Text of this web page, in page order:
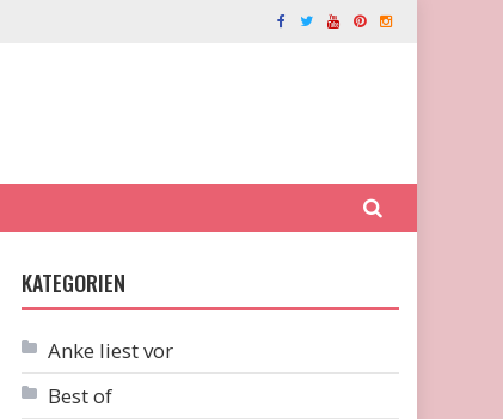
KATEGORIEN
Anke liest vor
Best of